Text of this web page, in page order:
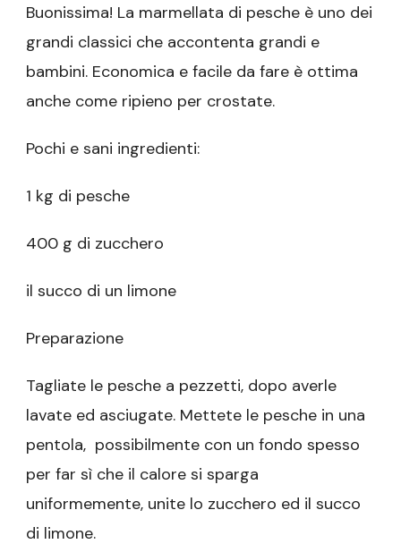
Buonissima! La marmellata di pesche è uno dei
grandi classici che accontenta grandi e
bambini. Economica e facile da fare è ottima
anche come ripieno per crostate.
Pochi e sani ingredienti:
1 kg di pesche
400 g di zucchero
il succo di un limone
Preparazione
Tagliate le pesche a pezzetti, dopo averle
lavate ed asciugate. Mettete le pesche in una
pentola, possibilmente con un fondo spesso
per far sì che il calore si sparga
uniformemente, unite lo zucchero ed il succo
di limone.